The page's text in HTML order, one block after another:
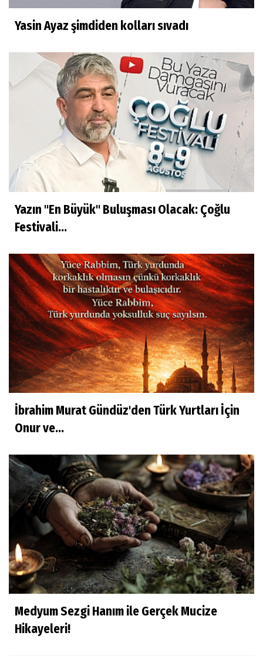
Yasin Ayaz şimdiden kolları sıvadı
Yazın "En Büyük" Buluşması Olacak: Çoğlu
Festivali...
İbrahim Murat Gündüz'den Türk Yurtları İçin
Onur ve...
Medyum Sezgi Hanım ile Gerçek Mucize
Hikayeleri!